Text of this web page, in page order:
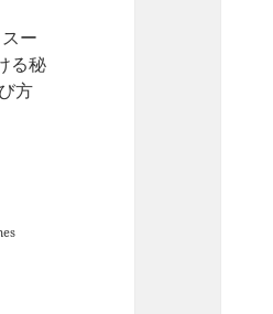
ー
る秘
方